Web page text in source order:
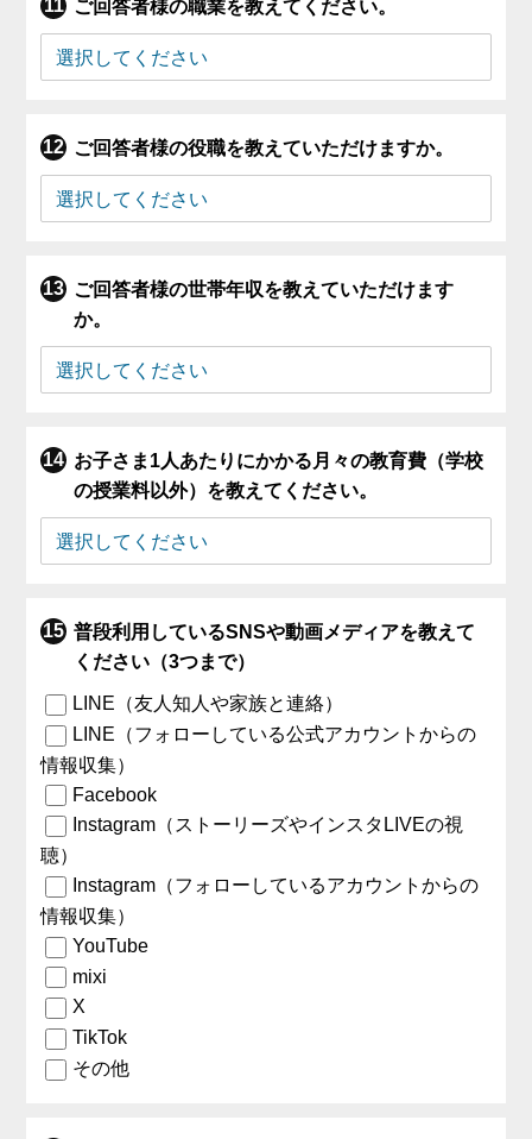
ご回答者様の職業を教えてください。
ご回答者様の役職を教えていただけますか。
ご回答者様の世帯年収を教えていただけます
か。
お子さま1人あたりにかかる月々の教育費（学校
の授業料以外）を教えてください。
普段利用しているSNSや動画メディアを教えて
ください（3つまで）
LINE（友人知人や家族と連絡）
LINE（フォローしている公式アカウントからの
情報収集）
Facebook
Instagram（ストーリーズやインスタLIVEの視
聴）
Instagram（フォローしているアカウントからの
情報収集）
YouTube
mixi
X
TikTok
その他